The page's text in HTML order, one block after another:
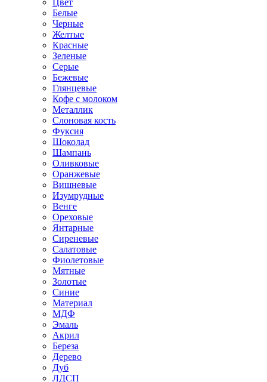
Цвет
Белые
Черные
Желтые
Красные
Зеленые
Серые
Бежевые
Глянцевые
Кофе с молоком
Металлик
Слоновая кость
Фуксия
Шоколад
Шампань
Оливковые
Оранжевые
Вишневые
Изумрудные
Венге
Ореховые
Янтарные
Сиреневые
Салатовые
Фиолетовые
Мятные
Золотые
Синие
Материал
МДФ
Эмаль
Акрил
Береза
Дерево
Дуб
ЛДСП